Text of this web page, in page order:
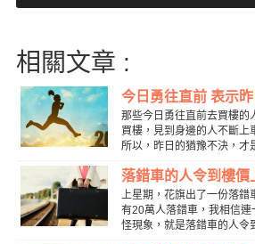
相關文章 :
今日勇往直前 表示
那些今日勇往直前去買樓的
買樓，見到身邊的人不斷上
所以，昨日的猶豫不決，才
落錯車的人令到樓價
上星期，花旗出了一份落錯
有20萬人落錯車，我相信
怪現象，就是落錯車的人